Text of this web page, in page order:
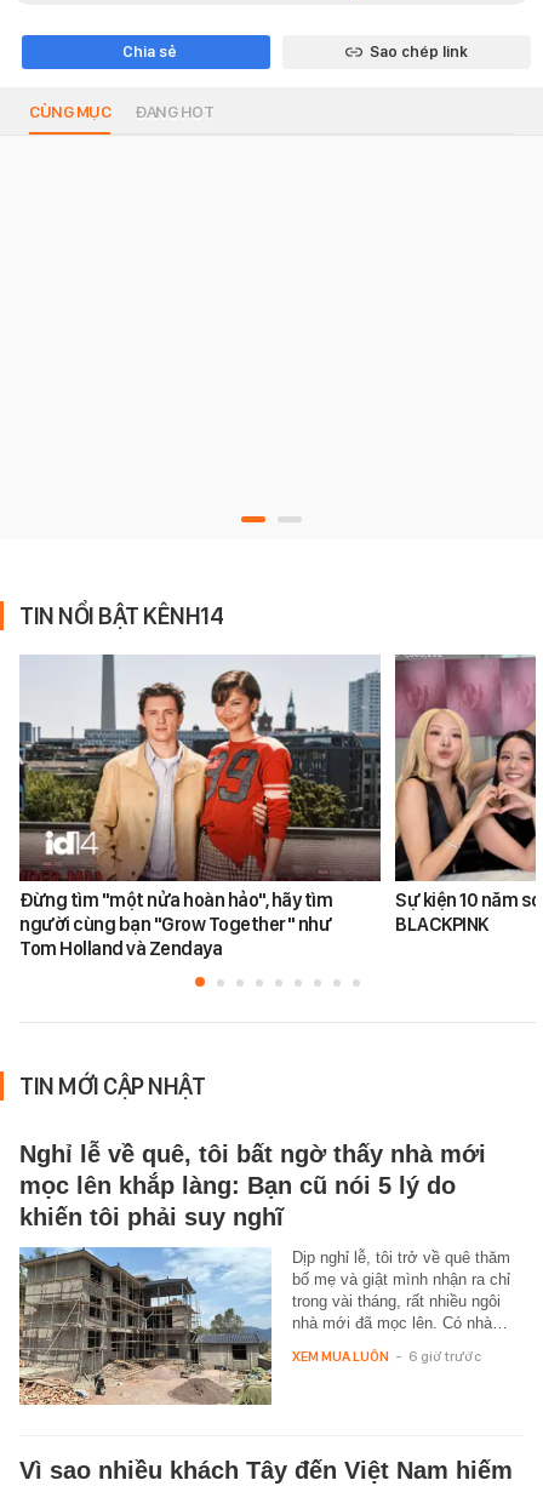
Chia sẻ Sao chép link
CÙNG MỤC ĐANG HOT
TIN NỔI BẬT KÊNH14
Đừng tìm "một nửa hoàn hảo", hãy tìm
người cùng bạn "Grow Together" như
Tom Holland và Zendaya
Sự kiện 10 năm
BLACKPINK
TIN MỚI CẬP NHẬT
Nghỉ lễ về quê, tôi bất ngờ thấy nhà mới
mọc lên khắp làng: Bạn cũ nói 5 lý do
khiến tôi phải suy nghĩ
Dịp nghỉ lễ, tôi trở về quê thăm
bố mẹ và giật mình nhận ra chỉ
trong vài tháng, rất nhiều ngôi
nhà mới đã mọc lên. Có nhà…
XEM MUA LUÔN - 6 giờ trước
Vì sao nhiều khách Tây đến Việt Nam hiếm